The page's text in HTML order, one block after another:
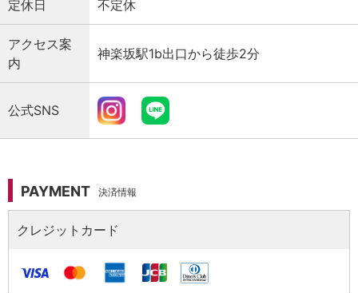
定休日 不定休
アクセス案
内
神楽坂駅1b出口から徒歩2分
公式SNS
PAYMENT 決済情報
クレジットカード